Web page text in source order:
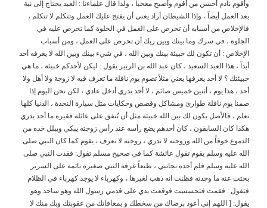
وأقوم نادم أحسن من أقوم وأصبح معجباً ، ولذا قال علماءنا : العبد يحتاج إلى نية
بعد العمل أيضاً ، وإذا الشيطان أراد يعني أن يفتح عليك العمل وتتكلم لا تتكلم ،
فالإخلاص من أسبابه أن تحرص على العمل في الخلوة كما تحرص عليه في
الجلوة ، في سرك وما بينك وبين ربك أن تحرص على العمل ، ومن أسباب
الإخلاص : أن تكون لك خبيئة بينك وبين الله ، في شيء بينك وبين الله لا يعرفه أحد
أبداً ، هذا العبد السعيد ، كان عبد الله بن الزبير يقول : ليكن لأحدكم خبيئة ، ما هي
خبيئتك ؟ لا أحد يعرفها يعني مثلاً تصوم يوم نافلة ما تعرف فيه لا زوجة ولا أهل ولا
أحد ، هذا يوم ، أثنين خميس صائم ، لا أحد يدري أدخل عادي ، لكن نحن اليوم إذا
صمنا يوم نافلة طوارئ ومشاكل وقصص وحكايات مثل سيارة النجدة ، الدنيا كلها
تعلم ، فالأصل يكون لك بين الله خبيئة مثل أن تُنفق على عائلة فقيرة ما أحد يدري
هكذا كان السابقون ، كان أحدهم يضع رأسه عند رأس زوجته يبكي ويبلل خده من
الدموع خوفاً من الله وزوجته لا تدري ، زوجته لا تعرف ، يقوم كما كان النبي صلى
الله عليه وسلم يقوم تقول عائشة كما في صحيح مسلم تقول: فقدت النبي صلى
الله عليه وسلم فلم أجده بجانبي ، طبعاً غرفة النبي صغيرة نائمة على السرير
بحثت عنه ما وجدته فظنت انه ذهب لغيرها ، وكهرباء لا يوجد كهرباء في الظلام
فتقول : فقمت فتحسست فوقعت يدي على قدمي رسول الله وهو ساجد وهو
يقول: [ اللهم إني أعوذ برضاك من سخطك و بمعافاتك من عقوبتك وبك منك لا